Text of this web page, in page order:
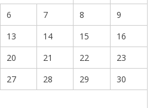
6 7 8
9
13 14 15
16
20 21 22
23
27 28 29
30